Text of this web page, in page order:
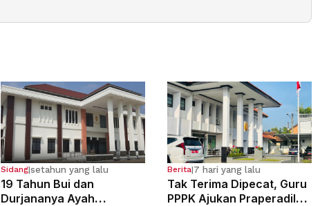
Sidang|setahun yang lalu
19 Tahun Bui dan
Durjananya Ayah
Berita|7 hari yang lalu
Tak Terima Dipecat, Guru
PPPK Ajukan Praperadilan